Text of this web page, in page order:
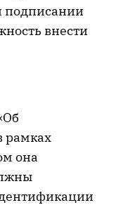
подписании
внести
рамках
она